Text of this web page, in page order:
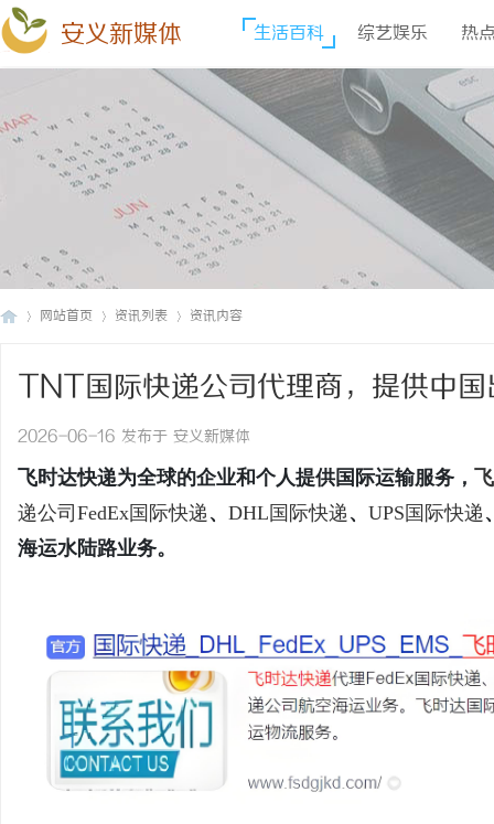
安义新媒体 生活百科 综艺娱乐 热
网站首页 资讯列表 资讯内容
TNT国际快递公司代理商，提供中
价格,TNT快递价格,TNT国际快递价
2026-06-16 发布于 安义新媒体
飞时达快递为全球的企业和个人提供国际运输服务，
递公司 FedEx国际快递 、 DHL国际快递 、 UPS国际快递
海运水陆路业务。